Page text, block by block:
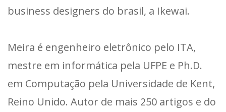
business designers do brasil, a Ikewai.
Meira é engenheiro eletrônico pelo ITA,
mestre em informática pela UFPE e Ph.D.
em Computação pela Universidade de Kent,
Reino Unido. Autor de mais 250 artigos e do